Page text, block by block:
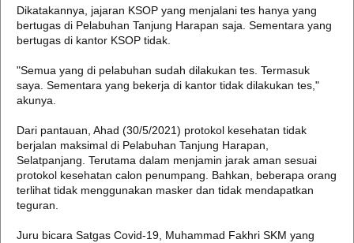
Dikatakannya, jajaran KSOP yang menjalani tes hanya yang
bertugas di Pelabuhan Tanjung Harapan saja. Sementara yang
bertugas di kantor KSOP tidak.
"Semua yang di pelabuhan sudah dilakukan tes. Termasuk
saya. Sementara yang bekerja di kantor tidak dilakukan tes,"
akunya.
Dari pantauan, Ahad (30/5/2021) protokol kesehatan tidak
berjalan maksimal di Pelabuhan Tanjung Harapan,
Selatpanjang. Terutama dalam menjamin jarak aman sesuai
protokol kesehatan calon penumpang. Bahkan, beberapa orang
terlihat tidak menggunakan masker dan tidak mendapatkan
teguran.
Juru bicara Satgas Covid-19, Muhammad Fakhri SKM yang